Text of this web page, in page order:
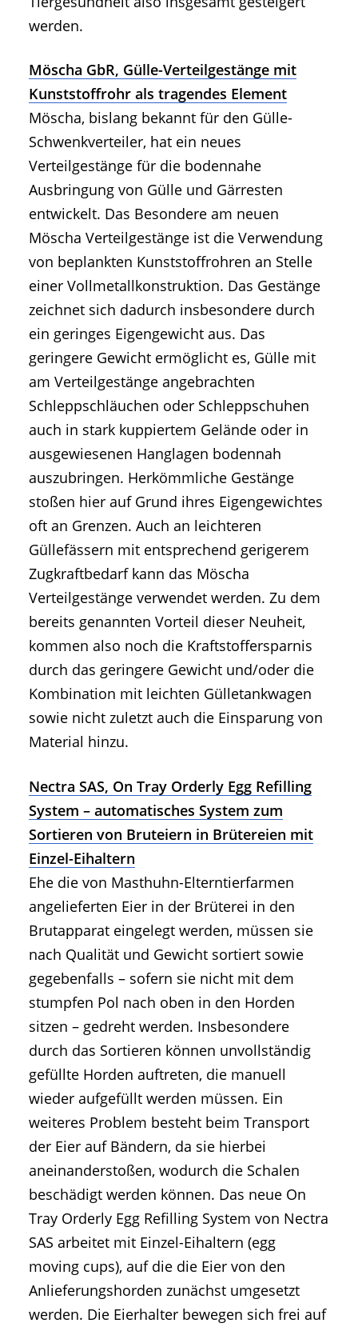
werden.
Möscha GbR, Gülle-Verteilgestänge mit
Kunststoffrohr als tragendes Element
Möscha, bislang bekannt für den Gülle-
Schwenkverteiler, hat ein neues
Verteilgestänge für die bodennahe
Ausbringung von Gülle und Gärresten
entwickelt. Das Besondere am neuen
Möscha Verteilgestänge ist die Verwendung
von beplankten Kunststoffrohren an Stelle
einer Vollmetallkonstruktion. Das Gestänge
zeichnet sich dadurch insbesondere durch
ein geringes Eigengewicht aus. Das
geringere Gewicht ermöglicht es, Gülle mit
am Verteilgestänge angebrachten
Schleppschläuchen oder Schleppschuhen
auch in stark kuppiertem Gelände oder in
ausgewiesenen Hanglagen bodennah
auszubringen. Herkömmliche Gestänge
stoßen hier auf Grund ihres Eigengewichtes
oft an Grenzen. Auch an leichteren
Güllefässern mit entsprechend gerigerem
Zugkraftbedarf kann das Möscha
Verteilgestänge verwendet werden. Zu dem
bereits genannten Vorteil dieser Neuheit,
kommen also noch die Kraftstoffersparnis
durch das geringere Gewicht und/oder die
Kombination mit leichten Gülletankwagen
sowie nicht zuletzt auch die Einsparung von
Material hinzu.
Nectra SAS, On Tray Orderly Egg Refilling
System – automatisches System zum
Sortieren von Bruteiern in Brütereien mit
Einzel-Eihaltern
Ehe die von Masthuhn-Elterntierfarmen
angelieferten Eier in der Brüterei in den
Brutapparat eingelegt werden, müssen sie
nach Qualität und Gewicht sortiert sowie
gegebenfalls – sofern sie nicht mit dem
stumpfen Pol nach oben in den Horden
sitzen – gedreht werden. Insbesondere
durch das Sortieren können unvollständig
gefüllte Horden auftreten, die manuell
wieder aufgefüllt werden müssen. Ein
weiteres Problem besteht beim Transport
der Eier auf Bändern, da sie hierbei
aneinanderstoßen, wodurch die Schalen
beschädigt werden können. Das neue On
Tray Orderly Egg Refilling System von Nectra
SAS arbeitet mit Einzel-Eihaltern (egg
moving cups), auf die die Eier von den
Anlieferungshorden zunächst umgesetzt
werden. Die Eierhalter bewegen sich frei auf